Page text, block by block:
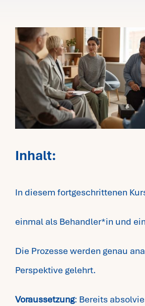
Inhalt:
In diesem fortgeschrittenen
einmal als Behandler*in und
Die Prozesse werden genau
Perspektive gelehrt.
Voraussetzung: Bereits